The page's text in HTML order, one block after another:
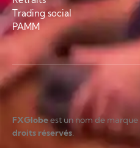
Trading social
PAMM
FXGlobeest un nom de
droits réservés.